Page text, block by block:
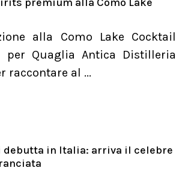
alla Como Lake Cocktail
per Quaglia Antica Distilleria
raccontare al ...
debutta in Italia: arriva il celebre